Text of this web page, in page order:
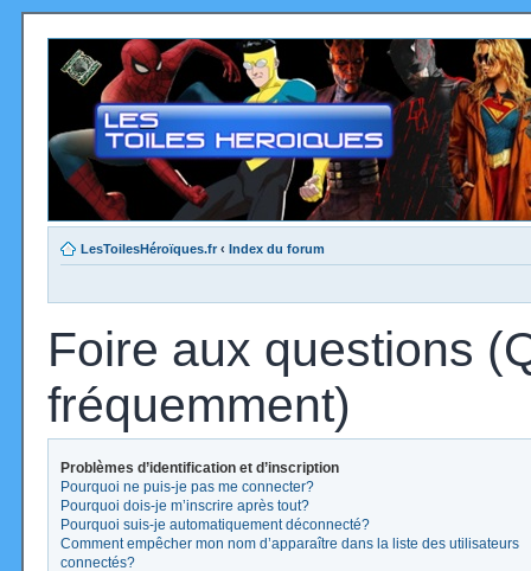
LesToilesHéroïques.fr ‹ Index du forum
Foire aux questions
fréquemment)
Problèmes d’identification et d’inscription
Pourquoi ne puis-je pas me connecter?
Pourquoi dois-je m’inscrire après tout?
Pourquoi suis-je automatiquement déconnecté?
Comment empêcher mon nom d’apparaître dans la liste des utilisateurs
connectés?